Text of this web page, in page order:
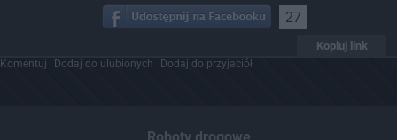
27
Kopiuj link
Komentuj Dodaj do ulubionych Dodaj do przyjaciół